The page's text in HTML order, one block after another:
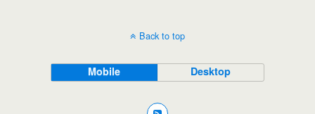
Back to top
Mobile Desktop